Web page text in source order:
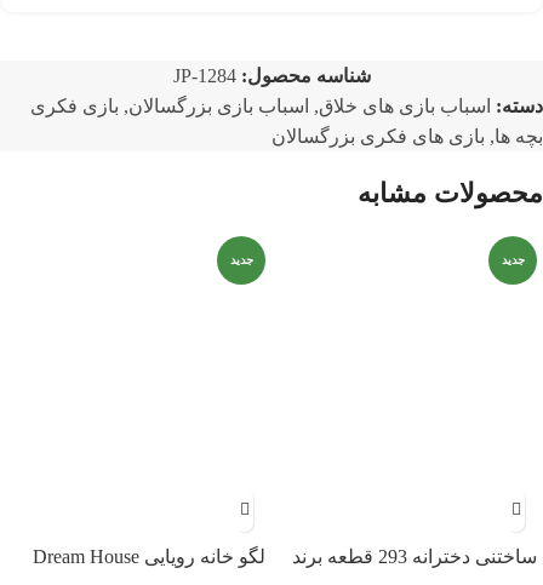
شناسه محصول:JP-1284
دسته: اسباب بازی های خلاق, اسباب بازی بزرگسالان, بازی فکری
بچه ها, بازی های فکری بزرگسالان
محصولات مشابه
جدید
ساختنی دخترانه 293 قطعه برند
جدید
لگو خانه رویایی Dream House